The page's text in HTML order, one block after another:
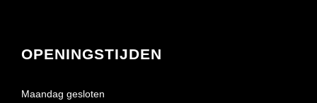
OPENINGSTIJDEN
Maandag gesloten